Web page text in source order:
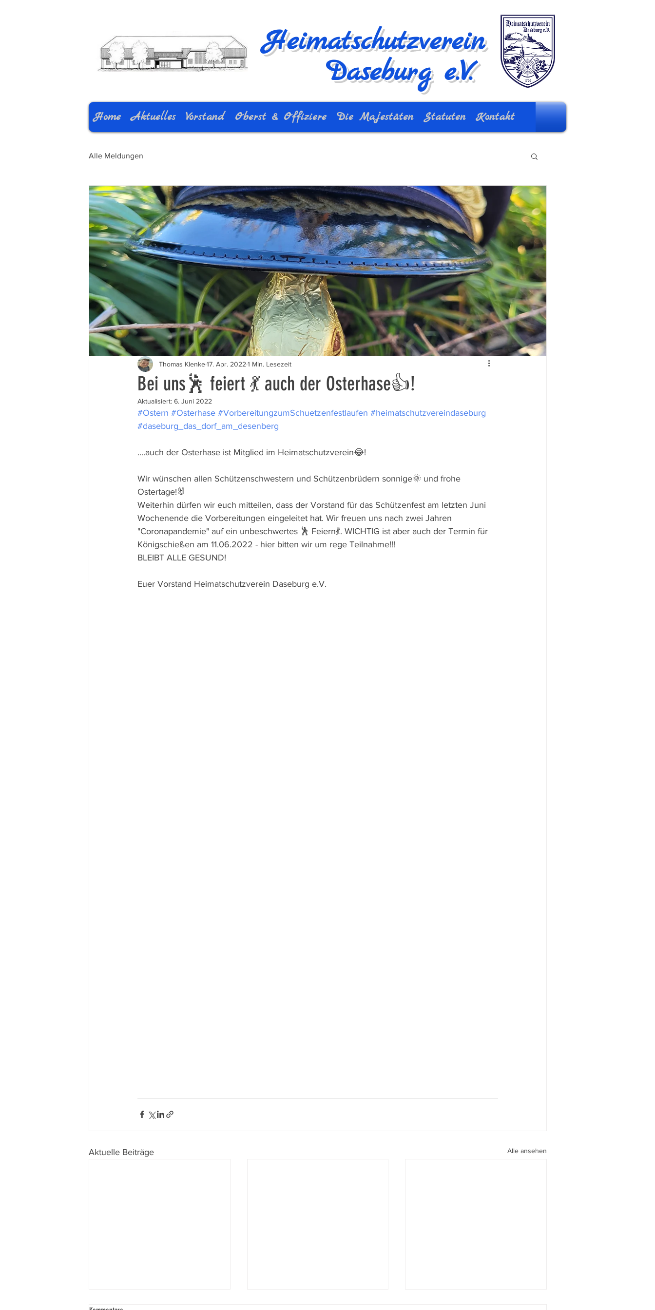
Heimatschutzverein
Home Aktuelles Vorstand Oberst & Offiziere Die Majestäten Statuten Kontakt
Daseburg e.V.
Alle Meldungen
Bei uns🕺 feiert 💃 auch der Osterhase👍!
Thomas Klenke17. Apr. 2022 1 Min. Lesezeit
Aktualisiert: 6. Juni 2022
#Ostern #Osterhase #VorbereitungzumSchuetzenfestlaufen #heimatschutzvereindaseburg
#daseburg_das_dorf_am_desenberg
....auch der Osterhase ist Mitglied im Heimatschutzverein😂!
Wir wünschen allen Schützenschwestern und Schützenbrüdern sonnige🌞 und frohe
Ostertage!🐰
Weiterhin dürfen wir euch mitteilen, dass der Vorstand für das Schützenfest am letzten Juni
Wochenende die Vorbereitungen eingeleitet hat. Wir freuen uns nach zwei Jahren
"Coronapandemie" auf ein unbeschwertes 🕺 Feiern💃. WICHTIG ist aber auch der Termin für
Königschießen am 11.06.2022 - hier bitten wir um rege Teilnahme!!!
BLEIBT ALLE GESUND!
Euer Vorstand Heimatschutzverein Daseburg e.V.
Aktuelle Beiträge Alle ansehen